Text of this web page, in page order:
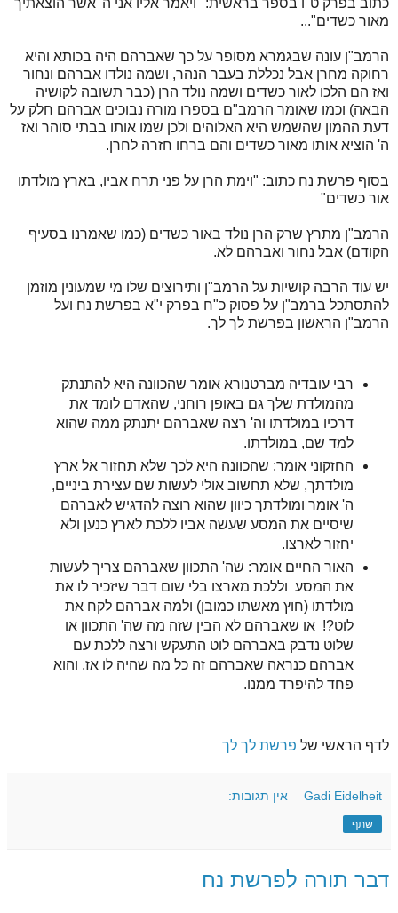
מאור כשדים"...
הרמב"ן עונה שבגמרא מסופר על כך שאברהם היה בכותא והיא
רחוקה מחרן אבל נכללת בעבר הנהר, ושמה נולדו אברהם ונחור
ואז הם הלכו לאור כשדים ושמה נולד הרן (כבר תשובה לקושיה
הבאה) וכמו שאומר הרמב"ם בספרו מורה נבוכים אברהם חלק על
דעת ההמון שהשמש היא האלוהים ולכן שמו אותו בבתי סוהר ואז
ה' הוציא אותו מאור כשדים והם ברחו חזרה לחרן.
בסוף פרשת נח כתוב: "וימת הרן על פני תרח אביו, בארץ מולדתו
אור כשדים"
הרמב"ן מתרץ שרק הרן נולד באור כשדים (כמו שאמרנו בסעיף
הקודם) אבל נחור ואברהם לא.
יש עוד הרבה קושיות על הרמב"ן ותירוצים שלו מי שמעונין מוזמן
להתסתכל ברמב"ן על פסוק כ"ח בפרק י"א בפרשת נח ועל
הרמב"ן הראשון בפרשת לך לך.
רבי עובדיה מברטנורא אומר שהכוונה היא להתנתק
מהמולדת שלך גם באופן רוחני, שהאדם לומד את
דרכיו במולדתו וה' רצה שאברהם יתנתק ממה שהוא
למד שם, במולדתו.
החזקוני אומר: שהכוונה היא לכך שלא תחזור אל ארץ
מולדתך, שלא תחשוב אולי לעשות שם עצירת ביניים,
ה' אומר ומולדתך כיוון שהוא רוצה להדגיש לאברהם
שיסיים את המסע שעשה אביו ללכת לארץ כנען ולא
יחזור לארצו.
האור החיים אומר: שה' התכוון שאברהם צריך לעשות
את המסע וללכת מארצו בלי שום דבר שיזכיר לו את
מולדתו (חוץ מאשתו כמובן) ולמה אברהם לקח את
לוט?! או שאברהם לא הבין שזה מה שה' התכוון או
שלוט נדבק באברהם לוט התעקש ורצה ללכת עם
אברהם כנראה שאברהם זה כל מה שהיה לו אז, והוא
פחד להיפרד ממנו.
לדף הראשי של פרשת לך לך
Gadi Eidelheit אין תגובות:
שתף
דבר תורה לפרשת נח